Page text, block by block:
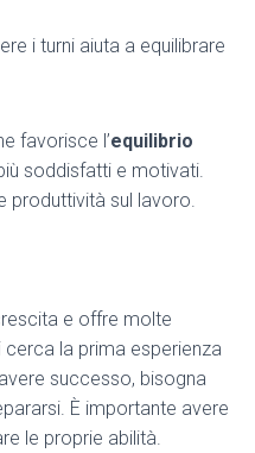
i turni aiuta a equilibrare
favorisce l’equilibrio
soddisfatti e motivati.
produttività sul lavoro.
e offre molte
la prima esperienza
successo, bisogna
È importante avere
le proprie abilità.